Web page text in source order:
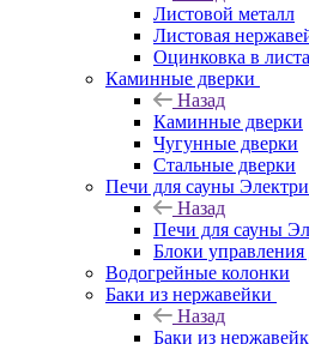
Листовой металл
Листовая
Оцинковка в
Каминные дверки
Назад
Каминные дверки
Чугунные дверки
Стальные дверки
Печи для сауны
Назад
Печи для сауны
Блоки управления
Водогрейные колонки
Баки из нержавейки
Назад
Баки из